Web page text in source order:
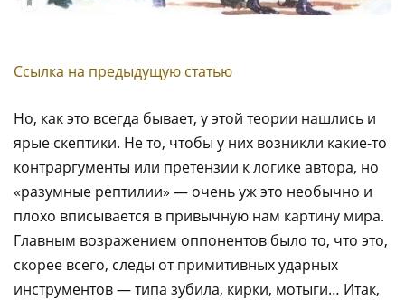
Ссылка на предыдущую статью
Но, как это всегда бывает, у этой теории нашлись и
ярые скептики. Не то, чтобы у них возникли какие-то
контраргументы или претензии к логике автора, но
«разумные рептилии» — очень уж это необычно и
плохо вписывается в привычную нам картину мира.
Главным возражением оппонентов было то, что это,
скорее всего, следы от примитивных ударных
инструментов — типа зубила, кирки, мотыги… Итак,